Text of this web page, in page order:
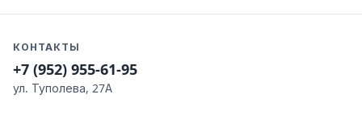
КОНТАКТЫ
+7 (952) 955-61-95
ул. Туполева, 27А